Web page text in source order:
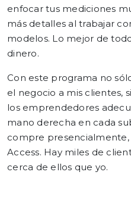
enfocar tus mediciones
más detalles al trabajar
modelos. Lo mejor de
dinero.
Con este programa no
el negocio a mis clientes,
los emprendedores
mano derecha en cada
compre
Access. Hay miles de
cerca de ellos que yo.